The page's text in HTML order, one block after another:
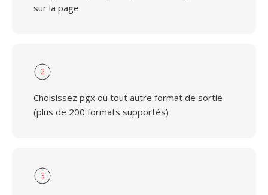
sur la page.
2
Choisissez pgx ou tout autre format de sortie
(plus de 200 formats supportés)
3